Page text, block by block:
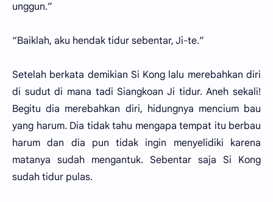
unggun.”
“Baiklah, aku hendak tidur sebentar, Ji-te.”
Setelah berkata demikian Si Kong lalu merebahkan diri
di sudut di mana tadi Siangkoan Ji tidur. Aneh sekali!
Begitu dia merebahkan diri, hidungnya mencium bau
yang harum. Dia tidak tahu mengapa tempat itu berbau
harum dan dia pun tidak ingin menyelidiki karena
matanya sudah mengantuk. Sebentar saja Si Kong
sudah tidur pulas.